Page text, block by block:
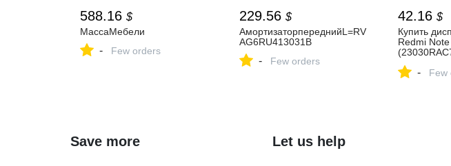
588.16 $
МассаМебели
- Few orders
229.56 $
АмортизаторпереднийL=RV
AG6RU413031B
- Few orders
42.16 $
Купить
Redmi
- Few
Save more Let us help